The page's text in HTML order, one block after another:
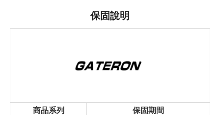
保固說明
商品系列
保固期間